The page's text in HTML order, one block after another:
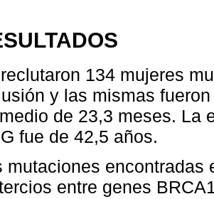
134 mujeres
y las mismas
de 23,3 meses. La
fue de 42,5 años.
mutaciones encontradas
entre genes